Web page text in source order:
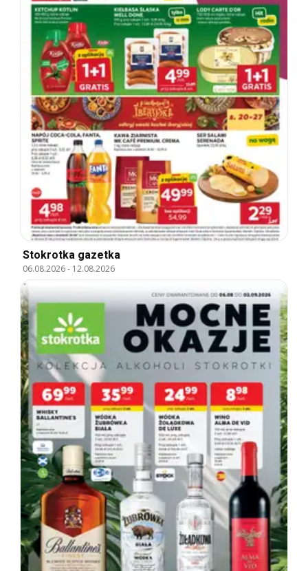
Stokrotka gazetka
06.08.2026- 12.08.2026